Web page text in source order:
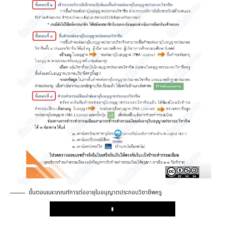
ขั้นตอนและเกณฑ์การต่ออายุใบอนุญาตประกอบวิชาชีพครู
Play